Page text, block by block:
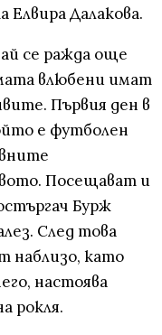
Елвира Далакова.
се ражда още
влюбени имат
Първия ден в
е футболен
Посещават и
Бурж
След това
наблизо, като
настоява
рокля.